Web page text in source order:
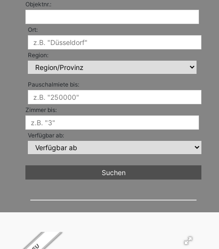
Objektnr.:
Ort:
Region:
Pauschalmiete bis:
Zimmer bis:
Verfügbar ab: